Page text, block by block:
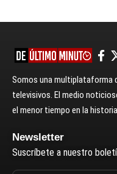
Somos una multiplataforma
televisivos. El medio
el menor tiempo en la
Newsletter
Suscríbete a nuestro